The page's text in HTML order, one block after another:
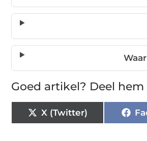
Goed artikel? Deel hem
X (Twitter)